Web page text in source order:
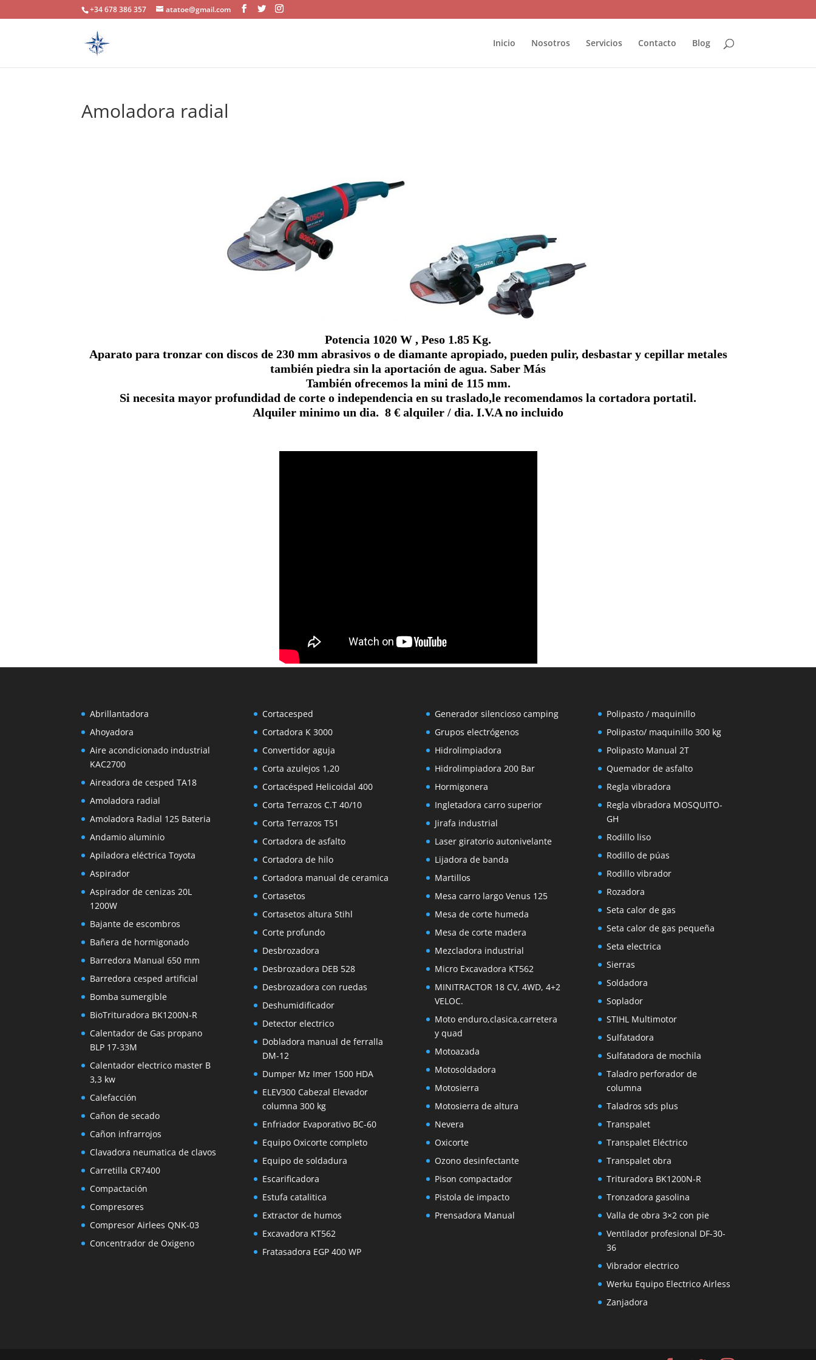
+34 678 386 357 atatoe@gmail.com
Inicio Nosotros Servicios Contacto Blog
Amoladora radial
Potencia 1020 W , Peso 1.85 Kg.
Aparato para tronzar con discos de 230 mm abrasivos o de diamante apropiado, pueden pulir, desbastar y cepillar metales
también piedra sin la aportación de agua. Saber Más
También ofrecemos la mini de 115 mm.
Si necesita mayor profundidad de corte o independencia en su traslado,le recomendamos la cortadora portatil.
Alquiler minimo un dia. 8 € alquiler / dia. I.V.A no incluido
Abrillantadora
Ahoyadora
Aire acondicionado industrial
KAC2700
Aireadora de cesped TA18
Amoladora radial
Amoladora Radial 125 Bateria
Andamio aluminio
Apiladora eléctrica Toyota
Aspirador
Aspirador de cenizas 20L
1200W
Bajante de escombros
Bañera de hormigonado
Barredora Manual 650 mm
Barredora cesped artificial
Bomba sumergible
BioTrituradora BK1200N-R
Calentador de Gas propano
BLP 17-33M
Calentador electrico master B
3,3 kw
Calefacción
Cañon de secado
Cañon infrarrojos
Clavadora neumatica de clavos
Carretilla CR7400
Compactación
Compresores
Compresor Airlees QNK-03
Concentrador de Oxigeno
Cortacesped
Cortadora K 3000
Convertidor aguja
Corta azulejos 1,20
Cortacésped Helicoidal 400
Corta Terrazos C.T 40/10
Corta Terrazos T51
Cortadora de asfalto
Cortadora de hilo
Cortadora manual de ceramica
Cortasetos
Cortasetos altura Stihl
Corte profundo
Desbrozadora
Desbrozadora DEB 528
Desbrozadora con ruedas
Deshumidificador
Detector electrico
Dobladora manual de ferralla
DM-12
Dumper Mz Imer 1500 HDA
ELEV300 Cabezal Elevador
columna 300 kg
Enfriador Evaporativo BC-60
Equipo Oxicorte completo
Equipo de soldadura
Escarificadora
Estufa catalitica
Extractor de humos
Excavadora KT562
Fratasadora EGP 400 WP
Generador silencioso camping
Grupos electrógenos
Hidrolimpiadora
Hidrolimpiadora 200 Bar
Hormigonera
Ingletadora carro superior
Jirafa industrial
Laser giratorio autonivelante
Lijadora de banda
Martillos
Mesa carro largo Venus 125
Mesa de corte humeda
Mesa de corte madera
Mezcladora industrial
Micro Excavadora KT562
MINITRACTOR 18 CV, 4WD, 4+2
VELOC.
Moto enduro,clasica,carretera
y quad
Motoazada
Motosoldadora
Motosierra
Motosierra de altura
Nevera
Oxicorte
Ozono desinfectante
Pison compactador
Pistola de impacto
Prensadora Manual
Polipasto / maquinillo
Polipasto/ maquinillo 300 kg
Polipasto Manual 2T
Quemador de asfalto
Regla vibradora
Regla vibradora MOSQUITO-
GH
Rodillo liso
Rodillo de púas
Rodillo vibrador
Rozadora
Seta calor de gas
Seta calor de gas pequeña
Seta electrica
Sierras
Soldadora
Soplador
STIHL Multimotor
Sulfatadora
Sulfatadora de mochila
Taladro perforador de
columna
Taladros sds plus
Transpalet
Transpalet Eléctrico
Transpalet obra
Trituradora BK1200N-R
Tronzadora gasolina
Valla de obra 3×2 con pie
Ventilador profesional DF-30-
36
Vibrador electrico
Werku Equipo Electrico Airless
Zanjadora